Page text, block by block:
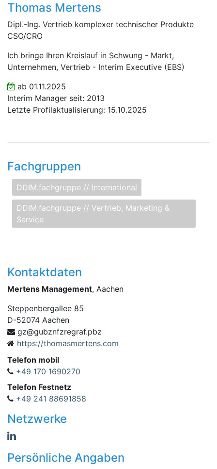
Thomas Mertens
Dipl.-Ing. Vertrieb komplexer technischer Produkte
CSO/CRO
Ich bringe Ihren Kreislauf in Schwung - Markt,
Unternehmen, Vertrieb - Interim Executive (EBS)
ab 01.11.2025
Interim Manager seit: 2013
Letzte Profilaktualisierung: 15.10.2025
Fachgruppen
DDIM.fachgruppe // International
DDIM.fachgruppe // Vertrieb, Marketing &
Service
Kontaktdaten
Mertens Management, Aachen
Steppenbergallee 85
D-52074 Aachen
zbp.fargerz
fnzbug@zg
https://thomasmertens.com
Telefon mobil
+49 170 1690270
Telefon Festnetz
+49 241 88691858
Netzwerke
Persönliche Angaben